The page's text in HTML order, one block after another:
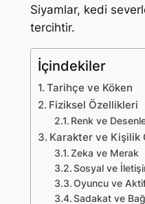
Siyamlar, kedi
tercihtir.
İçindekiler
Tarihçe ve Köken
Fiziksel Özellikleri
Renk ve
Karakter ve Kişilik
Zeka ve Merak
Sosyal ve
Oyuncu ve
Sadakat ve